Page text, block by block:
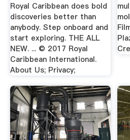
Royal Caribbean does bold
discoveries better than
anybody. Step onboard and
start exploring. THE ALL
NEW. ... © 2017 Royal
Caribbean International.
About Us; Privacy;